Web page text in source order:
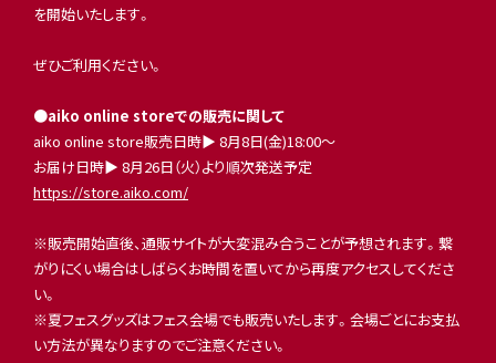
を開始いたします。
ぜひご利用ください。
●aiko online storeでの販売に関して
aiko online store販売日時▶︎ 8月8日(金)18:00〜
お届け日時▶︎ 8月26日（火）より順次発送予定
https://store.aiko.com/
※販売開始直後、通販サイトが大変混み合うことが予想されます。繋
がりにくい場合はしばらくお時間を置いてから再度アクセスしてくださ
い。
※夏フェスグッズはフェス会場でも販売いたします。会場ごとにお支払
い方法が異なりますのでご注意ください。